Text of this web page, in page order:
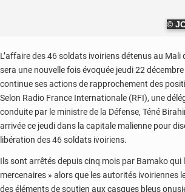
©
L’affaire des 46 soldats ivoiriens détenus au Mali
sera une nouvelle fois évoquée jeudi 22
continue ses actions de rapprochement des
Selon Radio France Internationale (RFI), une
conduite par le ministre de la Défense, Téné
arrivée ce jeudi dans la capitale malienne pour
libération des 46 soldats ivoiriens.
Ils sont arrêtés depuis cinq mois par Bamako qui
mercenaires » alors que les autorités ivoiriennes
des éléments de soutien aux casques bleus